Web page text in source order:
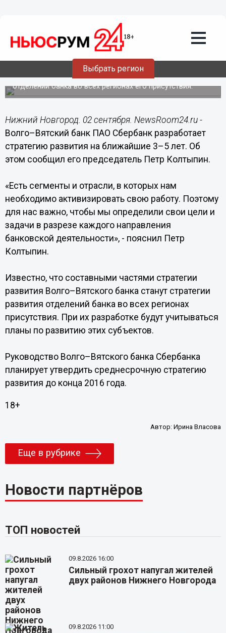
Выбрать регион
Волго–Вятский банк Сбербанка
разработает стратегию развития на
ближайшие 3–5 лет
Стратегии развития также будут разработаны для
отделений банка во всех регионах его присутствия.
Нижний Новгород. 02 сентября. NewsRoom24.ru -
Волго–Вятский банк ПАО Сбербанк разработает
стратегию развития на ближайшие 3–5 лет. Об
этом сообщил его председатель Петр Колтыпин.
«Есть сегменты и отрасли, в которых нам
необходимо активизировать свою работу. Поэтому
для нас важно, чтобы мы определили свои цели и
задачи в разрезе каждого направления
банковской деятельности», - пояснил Петр
Колтыпин.
Известно, что составными частями стратегии
развития Волго–Вятского банка станут стратегии
развития отделений банка во всех регионах
присутствия. При их разработке будут учитываться
планы по развитию этих субъектов.
Руководство Волго–Вятского банка Сбербанка
планирует утвердить среднесрочную стратегию
развития до конца 2016 года.
18+
Автор:Ирина Власова
Еще в рубрике
Новости партнёров
ТОП новостей
09.8.2026 16:00
Сильный грохот напугал жителей
двух районов Нижнего Новгорода
09.8.2026 11:00